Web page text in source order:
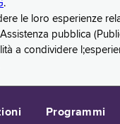
.
le loro esperienze
pubblica
a condividere
Programmi